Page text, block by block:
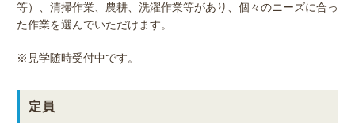
等）、清掃作業、農耕、洗濯作業等があり、個々のニーズに合っ
た作業を選んでいただけます。
※見学随時受付中です。
定員